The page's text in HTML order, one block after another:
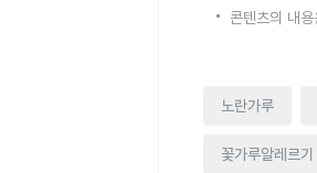
콘텐츠의 내
노란가루
꽃가루알레르기